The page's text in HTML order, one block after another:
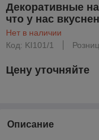
Декоративные
что у нас
Нет в наличии
Код: KI101/1
Цену уточняйте
Описание